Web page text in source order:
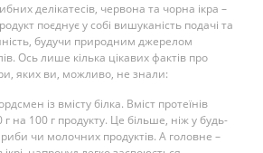
делікатесів, червона та чорна ікра –
поєднує у собі вишуканість подачі та
будучи природним джерелом
Ось лише кілька цікавих фактів про
яких ви, можливо, не знали:
із вмісту білка. Вміст протеїнів
г на 100 г продукту. Це більше, ніж у будь-
чи молочних продуктів. А головне –